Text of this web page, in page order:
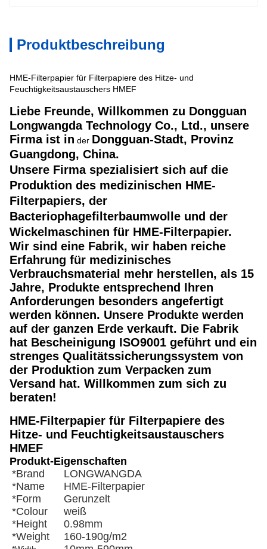
Produktbeschreibung
HME-Filterpapier für Filterpapiere des Hitze- und
Feuchtigkeitsaustauschers HMEF
Liebe Freunde, Willkommen zu Dongguan
Longwangda Technology Co., Ltd., unsere
Firma ist in der Dongguan-Stadt, Provinz
Guangdong, China.
Unsere Firma spezialisiert sich auf die
Produktion des medizinischen HME-
Filterpapiers, der
Bacteriophagefilterbaumwolle und der
Wickelmaschinen für HME-Filterpapier.
Wir sind eine Fabrik, wir haben reiche
Erfahrung für medizinisches
Verbrauchsmaterial mehr herstellen, als 15
Jahre, Produkte entsprechend Ihren
Anforderungen besonders angefertigt
werden können. Unsere Produkte werden
auf der ganzen Erde verkauft. Die Fabrik
hat Bescheinigung ISO9001 geführt und ein
strenges Qualitätssicherungssystem von
der Produktion zum Verpacken zum
Versand hat. Willkommen zum sich zu
beraten!
HME-Filterpapier für Filterpapiere des
Hitze- und Feuchtigkeitsaustauschers
HMEF
Produkt-Eigenschaften
*Brand
LONGWANGDA
*Name
HME-Filterpapier
*Form
Gerunzelt
*Colour
weiß
*Height
0.98mm
*Weight
160-190g/m2